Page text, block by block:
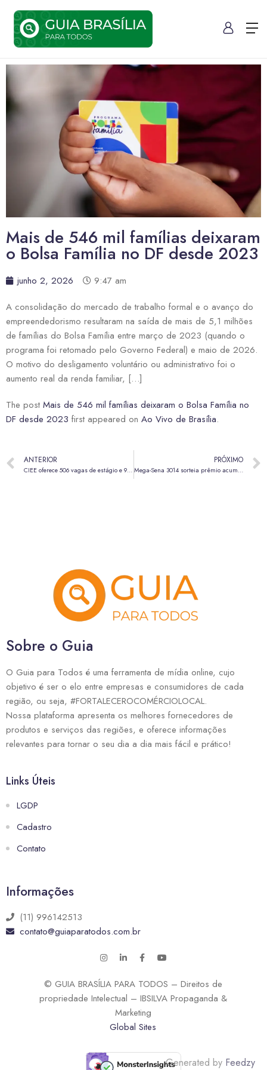
Mais de 546 mil famílias deixaram
o Bolsa Família no DF desde 2023
junho 2, 2026
9:47 am
A consolidação do mercado de trabalho formal e o avanço do
empreendedorismo resultaram na saída de mais de 5,1 milhões
de famílias do Bolsa Família entre março de 2023 (quando o
programa foi retomado pelo Governo Federal) e maio de 2026.
O motivo do desligamento voluntário ou administrativo foi o
aumento real da renda familiar, […]
The post Mais de 546 mil famílias deixaram o Bolsa Família no
DF desde 2023 first appeared on Ao Vivo de Brasília.
ANTERIOR
CIEE oferece 506 vagas de estágio e 94 de aprendizagem no DF
PRÓXIMO
Mega-Sena 3014 sorteia prêmio acumulado em R$ 16 milhões nesta terça (2)
Sobre o Guia
O Guia para Todos é uma ferramenta de mídia online, cujo
objetivo é ser o elo entre empresas e consumidores de cada
região, ou seja, #FORTALECEROCOMÉRCIOLOCAL.
Nossa plataforma apresenta os melhores fornecedores de
produtos e serviços das regiões, e oferece informações
relevantes para tornar o seu dia a dia mais fácil e prático!
Links Úteis
LGDP
Cadastro
Contato
Informações
(11) 996142513
contato@guiaparatodos.com.br
© GUIA BRASÍLIA PARA TODOS – Direitos de
propriedade Intelectual – IBSILVA Propaganda &
Marketing
Global Sites
Generated by Feedzy